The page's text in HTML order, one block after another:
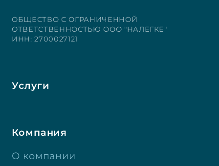
ОБЩЕСТВО С ОГРАНИЧЕННОЙ
ОТВЕТСТВЕННОСТЬЮ ООО "НАЛЕГКЕ"
ИНН: 2700027121
Услуги
Компания
О компании